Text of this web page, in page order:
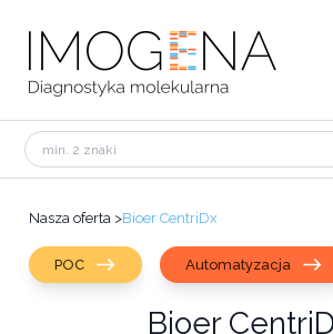
Nasza oferta >Bioer CentriDx
POC Automatyzacja
Bioer